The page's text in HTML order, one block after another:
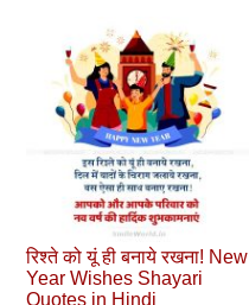
रिश्ते को यूं ही बनाये रखना! New
Year Wishes Shayari
Quotes in Hindi